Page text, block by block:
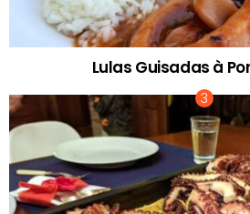
Lulas Guisadas à